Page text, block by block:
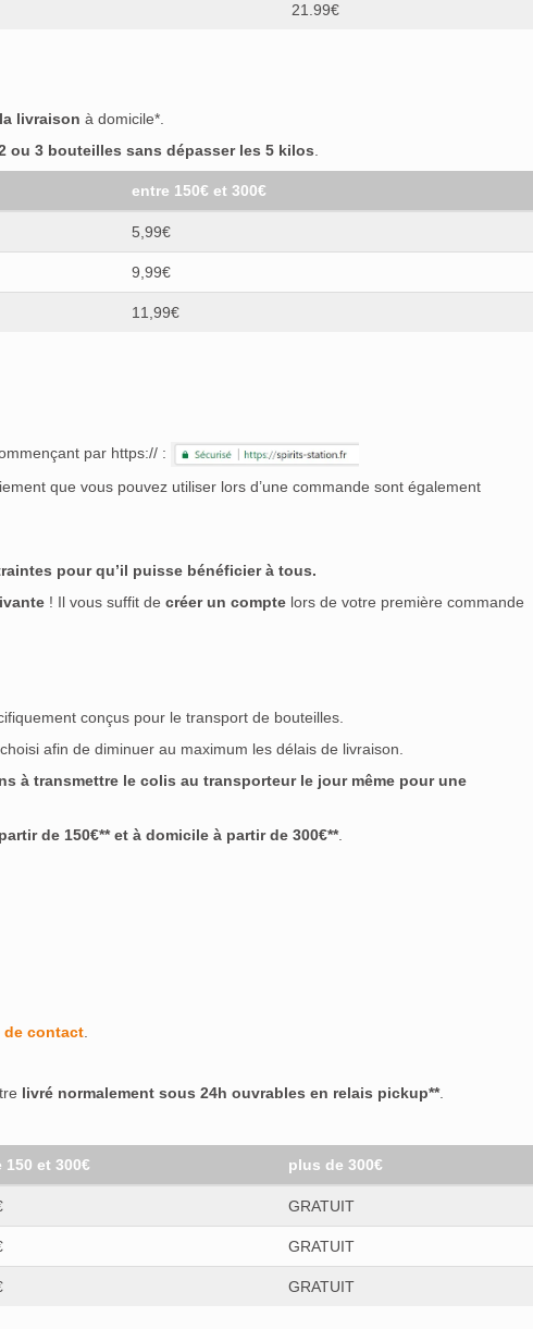
21.99€
livraison à domicile*.
ou 3 bouteilles sans dépasser les 5 kilos
entre 150€ et 300€
5,99€
9,99€
11,99€
par https:// :
que vous pouvez utiliser lors d’une commande sont également
pour qu’il puisse bénéficier à tous.
! Il vous suffit de créer un compte lors de votre première commande
conçus pour le transport de bouteilles.
afin de diminuer au maximum les délais de livraison.
à transmettre le colis au transporteur le jour même pour une
de 150€** et à domicile à partir de 300€**.
de contact
livré normalement sous 24h ouvrables en relais pickup**.
150 et 300€ plus de 300€
GRATUIT
GRATUIT
GRATUIT